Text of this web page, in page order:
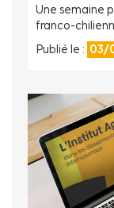
Une semaine
franco-
Publié le : 03/